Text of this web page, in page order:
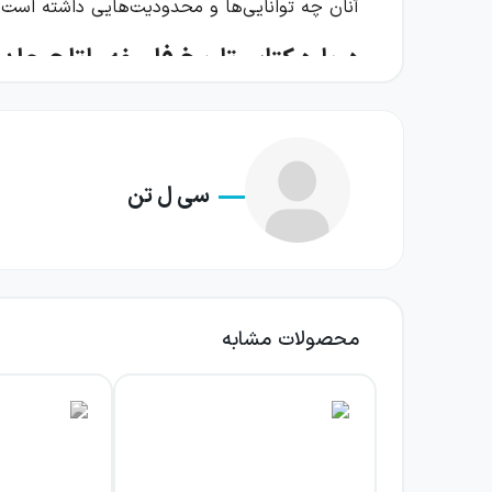
آنان چه توانایی‌ها و محدودیت‌هایی داشته
درباره کتاب تاریخ فلسفه راتلج
کتاب، این تحولات را در پیوند با مسائل بنیادی
یکی از محورهای مهم اثر، مناقشه درباره
در کنار روش علمی، نظریه‌های گوناگونی
سی ل تن
محصولات مشابه